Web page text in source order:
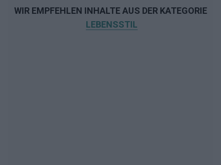
WIR EMPFEHLEN INHALTE AUS DER KATEGORIE
LEBENSSTIL